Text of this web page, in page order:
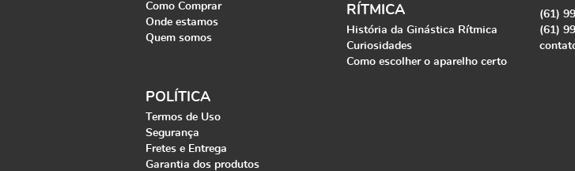
Como Comprar
Onde estamos
Quem somos
RÍTMICA
História da Ginástica Rítmica
Curiosidades
Como escolher o aparelho certo
POLÍTICA
Termos de Uso
Segurança
Fretes e Entrega
Garantia dos produtos
(61)
(61)